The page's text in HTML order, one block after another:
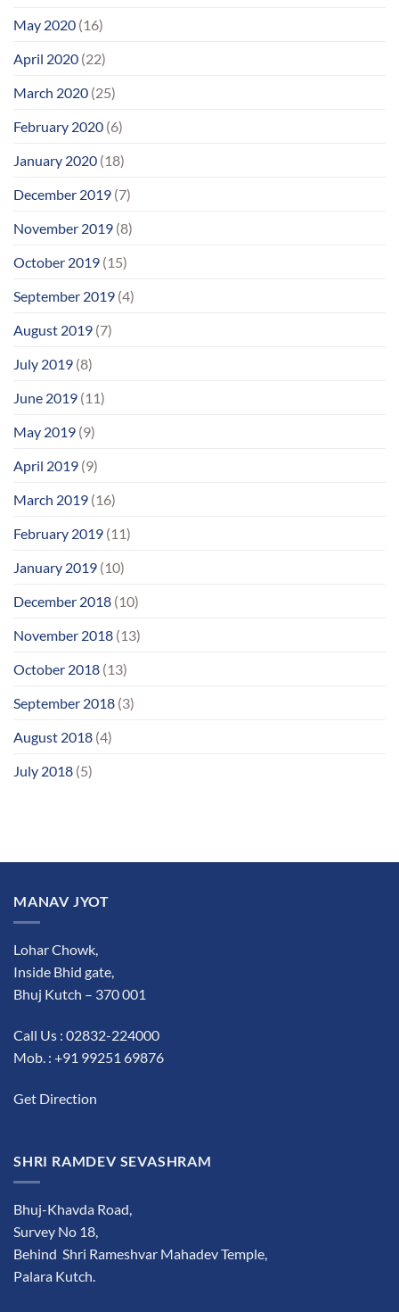
May 2020 (16)
April 2020 (22)
March 2020 (25)
February 2020 (6)
January 2020 (18)
December 2019 (7)
November 2019 (8)
October 2019 (15)
September 2019 (4)
August 2019 (7)
July 2019 (8)
June 2019 (11)
May 2019 (9)
April 2019 (9)
March 2019 (16)
February 2019 (11)
January 2019 (10)
December 2018 (10)
November 2018 (13)
October 2018 (13)
September 2018 (3)
August 2018 (4)
July 2018 (5)
MANAV JYOT
Lohar Chowk,
Inside Bhid gate,
Bhuj Kutch – 370 001
Call Us : 02832-224000
Mob. : +91 99251 69876
Get Direction
SHRI RAMDEV SEVASHRAM
Bhuj-Khavda Road,
Survey No 18,
Behind Shri Rameshvar Mahadev Temple,
Palara Kutch.